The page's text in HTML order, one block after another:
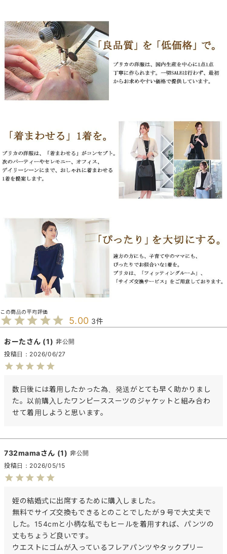
5.00 3
おーた 1
非公開
投稿日
2026/06/27
数日後には着用したかった為、発送がとても早く助かりまし
た。以前購入したワンピーススーツのジャケットと組み合わ
せて着用しようと思います。
732mama 1
非公開
投稿日
2026/05/15
姪の結婚式に出席するために購入しました。
無料でサイズ交換もできるとのことでしたが９号で大丈夫で
した。154cmと小柄な私でもヒールを着用すれば、パンツの
丈もちょうど良いです。
ウエストにゴムが入っているフレアパンツやタックプリー